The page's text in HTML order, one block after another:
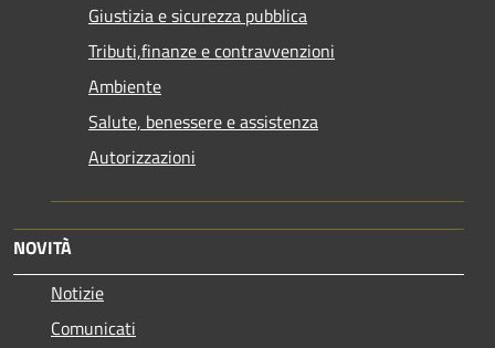
Giustizia e sicurezza pubblica
Tributi,finanze e contravvenzioni
Ambiente
Salute, benessere e assistenza
Autorizzazioni
NOVITÀ
Notizie
Comunicati